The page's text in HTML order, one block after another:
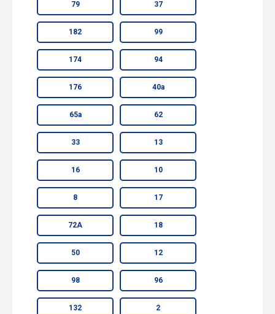
79 37
182 99
174 94
176 40а
65а 62
33 13
16 10
8 17
72А 18
50 12
98 96
132 2